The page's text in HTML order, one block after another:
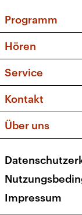
Programm
Musikliste
Kakadu
Hören
Service
FAQ
Apps
Newsletter
Kontakt
Social
Über uns
Presse
Karriere
Impressum